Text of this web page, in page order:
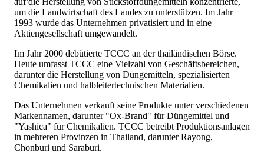
um die Landwirtschaft des Landes zu unterstützen. Im Jahr
1993 wurde das Unternehmen privatisiert und in eine
Aktiengesellschaft umgewandelt.
Im Jahr 2000 debütierte TCCC an der thailändischen Börse.
Heute umfasst TCCC eine Vielzahl von Geschäftsbereichen,
darunter die Herstellung von Düngemitteln, spezialisierten
Chemikalien und halbleitertechnischen Materialien.
Das Unternehmen verkauft seine Produkte unter verschiedenen
Markennamen, darunter "Ox-Brand" für Düngemittel und
"Yashica" für Chemikalien. TCCC betreibt Produktionsanlagen
in mehreren Provinzen in Thailand, darunter Rayong,
Chonburi und Saraburi.